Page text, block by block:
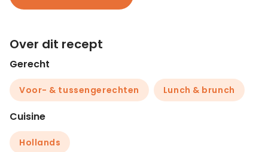
Over dit recept
Gerecht
Voor- & tussengerechten Lunch & brunch
Cuisine
Hollands